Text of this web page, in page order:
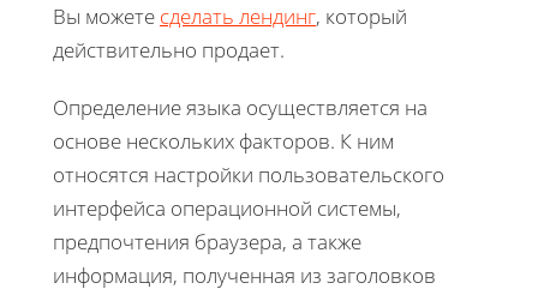
Вы можете сделать лендинг, который
действительно продает.
Определение языка осуществляется на
основе нескольких факторов. К ним
относятся настройки пользовательского
интерфейса операционной системы,
предпочтения браузера, а также
информация, полученная из заголовков